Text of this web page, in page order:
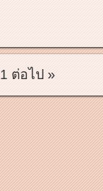
1 ต่อไป »